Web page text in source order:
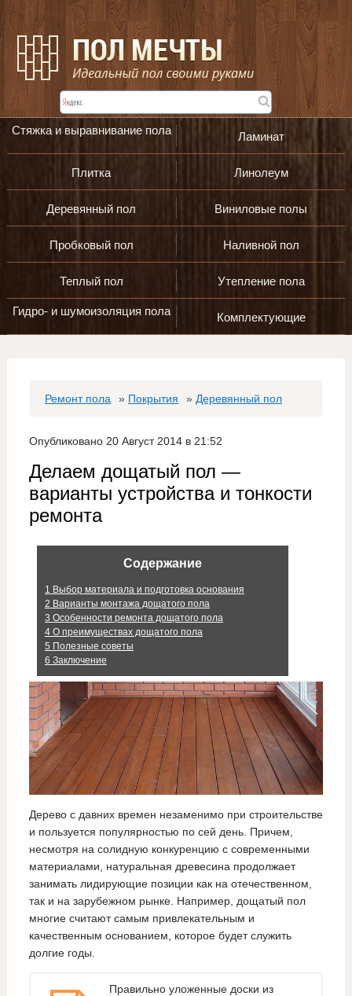
Стяжка и выравнивание пола Ламинат
Плитка Линолеум
Деревянный пол Виниловые полы
Пробковый пол Наливной пол
Теплый пол Утепление пола
Гидро- и шумоизоляция пола Комплектующие
Ремонт пола » Покрытия » Деревянный пол
Опубликовано 20 Август 2014 в 21:52
Делаем дощатый пол —
варианты устройства и тонкости
ремонта
Содержание
1 Выбор материала и подготовка основания
2 Варианты монтажа дощатого пола
3 Особенности ремонта дощатого пола
4О преимуществах дощатого пола
5 Полезные советы
6 Заключение
Дерево с давних времен незаменимо при строительстве
и пользуется популярностью по сей день. Причем,
несмотря на солидную конкуренцию с современными
материалами, натуральная древесина продолжает
занимать лидирующие позиции как на отечественном,
так и на зарубежном рынке. Например, дощатый пол
многие считают самым привлекательным и
качественным основанием, которое будет служить
долгие годы.
Правильно уложенные доски из